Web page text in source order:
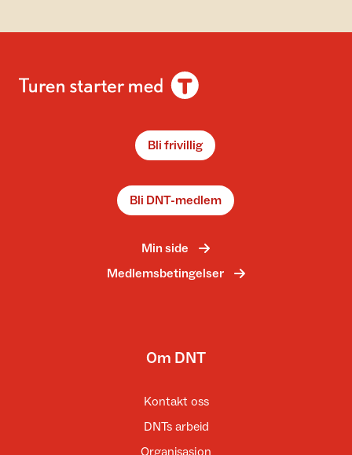
Bli frivillig
Bli DNT-medlem
Min side
Medlemsbetingelser
Om DNT
Kontakt oss
DNTs arbeid
Organisasjon